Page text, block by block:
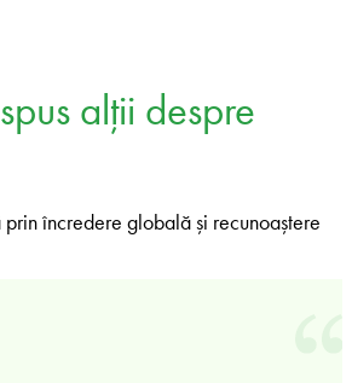
alții despre
încredere globală și recunoaștere